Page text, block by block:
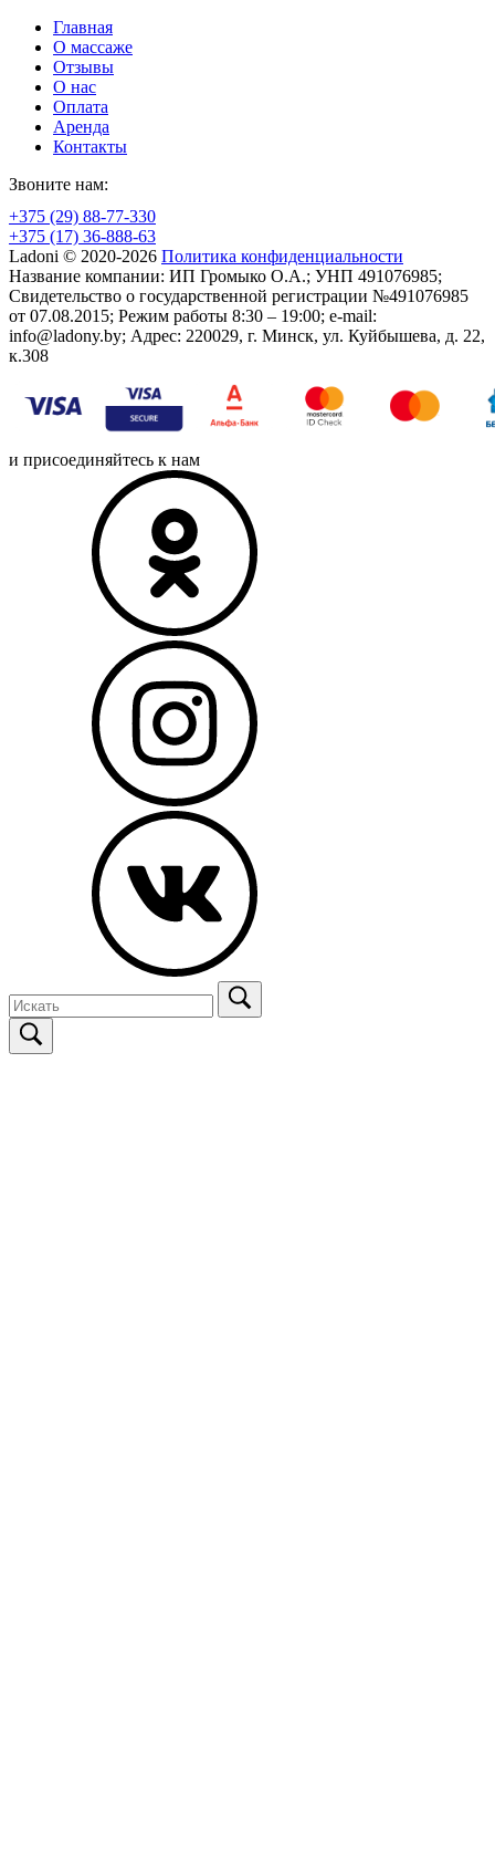
Главная
О массаже
Отзывы
О нас
Оплата
Аренда
Контакты
Звоните нам:
+375 (29) 88-77-330
+375 (17) 36-888-63
Ladoni © 2020-2026 Политика конфиденциальности
Название компании: ИП Громыко О.А.; УНП 491076985;
Свидетельство о государственной регистрации №491076985
от 07.08.2015; Режим работы 8:30 – 19:00; e-mail:
info@ladony.by; Адрес: 220029, г. Минск, ул. Куйбышева, д. 22,
к.308
и присоединяйтесь к нам